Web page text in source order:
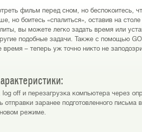
фильм перед сном, но беспокоитесь,
но боитесь «спалиться», оставив на
вы можете легко задать время или
подобные задачи. Также с помощью
время – теперь уж точно никто не
log off и перезагрузка компьютера через
отправки заранее подготовленного письма
режиме.